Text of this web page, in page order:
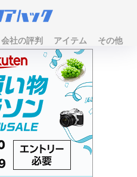
会社の評判 アイテム その他